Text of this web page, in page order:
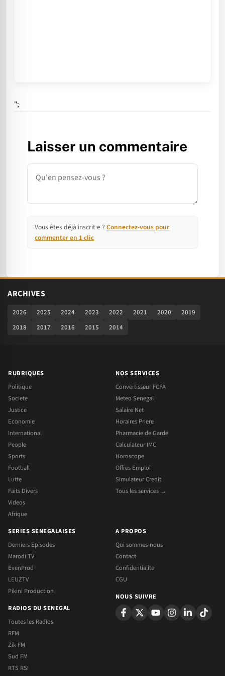
";
Laisser un commentaire
Commentaire
Vous êtes déjà inscrit·e ? Connectez-vous pour
commenter en 1 clic
ARCHIVES
2026 2025 2024 2023 2022 2021 2020
2019
2018
2017 2016 2015 2014
RUBRIQUES
Politique
Societe
Justice
Economie
International
People
Sports
Football
Lutte
Faits Divers
Videos
Afrique
NOS SERVICES
Convertisseur FCFA
Meteo Senegal
Salaire Net
Horaires Priere
Pharmacie de Garde
Calculateur IMC
Horoscope
Offres Emploi
Simulateur Credit
Tous les services →
SERIES SENEGALAISES
Derniers Episodes
Marodi TV
EvenProd
LEUZTV
Pikini Production
RADIOS DU SENEGAL
Toutes les Radios
RFM
Zik FM
Sud FM
RTS RSI
A PROPOS
Qui sommes-nous
Contact
Confidentialite
CGU
NOUS SUIVRE